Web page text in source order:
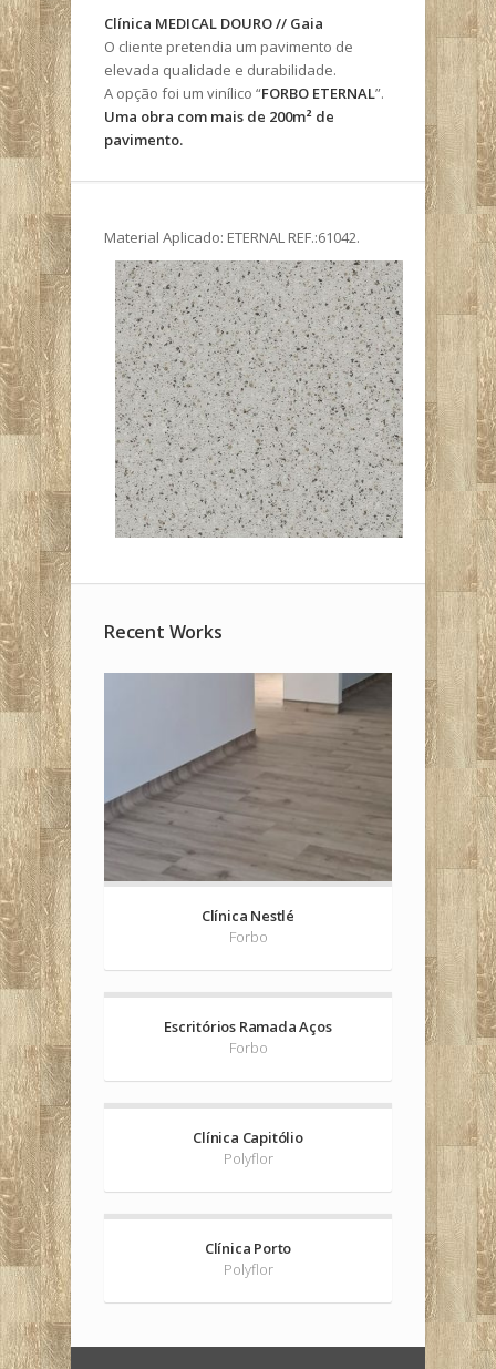
Clínica MEDICAL DOURO // Gaia
O cliente pretendia um pavimento de
elevada qualidade e durabilidade.
A opção foi um vinílico “FORBO ETERNAL”.
Uma obra com mais de 200m² de
pavimento.
Material Aplicado: ETERNAL REF.:61042.
Recent Works
Clínica Nestlé
Forbo
Escritórios Ramada Aços
Forbo
Clínica Capitólio
Polyflor
Clínica Porto
Polyflor